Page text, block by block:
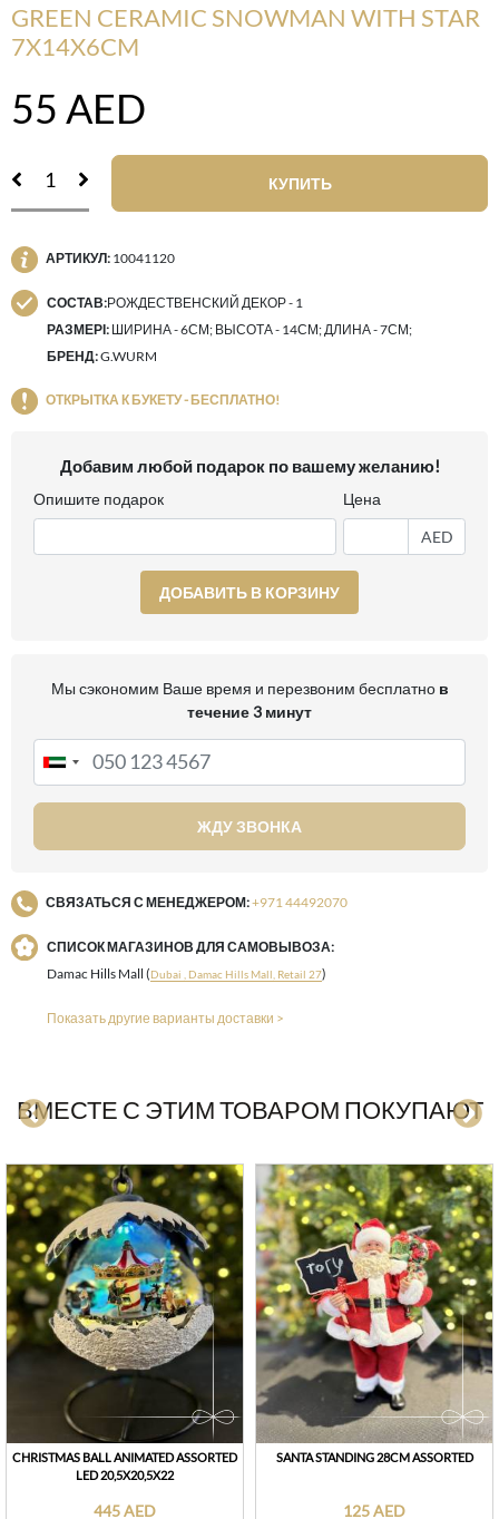
GREEN CERAMIC SNOWMAN WITH STAR
7X14X6CM
55 AED
КУПИТЬ
АРТИКУЛ: 10041120
СОСТАВ:РОЖДЕСТВЕНСКИЙ ДЕКОР - 1
РАЗМЕРІ: ШИРИНА - 6СМ; ВЫСОТА - 14СМ; ДЛИНА - 7СМ;
БРЕНД:G.WURM
ОТКРЫТКА К БУКЕТУ - БЕСПЛАТНО!
Добавим любой подарок по вашему желанию!
Опишите подарок Цена
AED
ДОБАВИТЬ В КОРЗИНУ
Мы сэкономим Ваше время и перезвоним бесплатно в
течение 3 минут
ЖДУ ЗВОНКА
СВЯЗАТЬСЯ С МЕНЕДЖЕРОМ:+971 44492070
СПИСОК МАГАЗИНОВ ДЛЯ САМОВЫВОЗА:
Damac Hills Mall (Dubai , Damac Hills Mall, Retail 27)
Показать другие варианты доставки >
ВМЕСТЕ С ЭТИМ ТОВАРОМ ПОКУПАЮТ
CHRISTMAS BALL ANIMATED ASSORTED
LED 20,5X20,5X22
445 AED
SANTA STANDING 28CM ASSORTED
125 AED